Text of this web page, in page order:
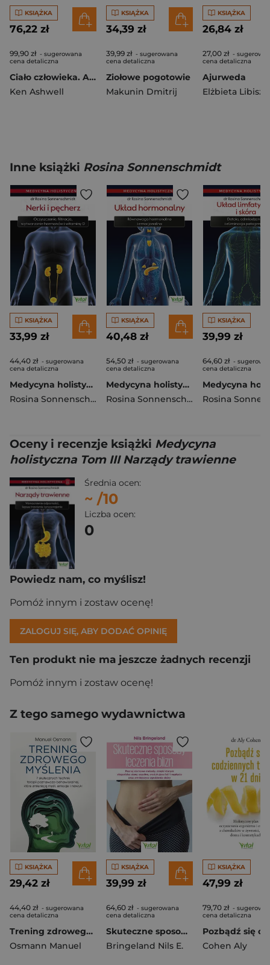
KSIĄŻKA
76,22 zł
99,90 zł - sugerowana
cena detaliczna
Ciało człowieka. Atlas. Jak działa ludzki organizm
Ken Ashwell
KSIĄŻKA
34,39 zł
39,99 zł - sugerowana
cena detaliczna
Ziołowe pogotowie
Makunin Dmitrij
KSIĄŻKA
26,84 zł
27,00 zł -
cena detaliczna
Ajurweda
Inne książki Rosina Sonnenschmidt
KSIĄŻKA
33,99 zł
44,40 zł - sugerowana
cena detaliczna
Medycyna holistyczna Tom V - Nerki i pęcherz
Rosina Sonnenschmidt
KSIĄŻKA
40,48 zł
54,50 zł - sugerowana
cena detaliczna
Medycyna holistyczna Tom VII - Układ hormonalny
Rosina Sonnenschmidt
KSIĄŻKA
39,99 zł
64,60 zł -
cena detaliczna
Oceny i recenzje książki Medycyna
holistyczna Tom III Narządy trawienne
Średnia ocen:
~ /10
Liczba ocen:
0
Powiedz nam, co myślisz!
Pomóż innym i zostaw ocenę!
ZALOGUJ SIĘ, ABY DODAĆ OPINIĘ
Ten produkt nie ma jeszcze żadnych recenzji
Pomóż innym i zostaw ocenę!
Z tego samego wydawnictwa
KSIĄŻKA
29,42 zł
44,40 zł - sugerowana
cena detaliczna
Trening zdrowego myślenia. 7 skutecznych technik terapii poznawczo-behawioralnej, które zmieniają myśli, emocje i nawyki
Osmann Manuel
KSIĄŻKA
39,99 zł
64,60 zł - sugerowana
cena detaliczna
Skuteczne sposoby leczenia blizn
Bringeland Nils E.
KSIĄŻKA
47,99 zł
79,70 zł -
cena detaliczna
Cohen Aly